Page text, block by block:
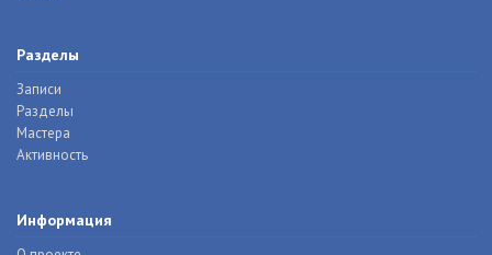
Разделы
Записи
Разделы
Мастера
Активность
Информация